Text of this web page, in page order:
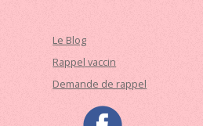
Le Blog
Rappel vaccin
Demande de rappel